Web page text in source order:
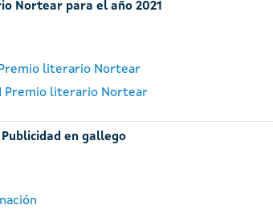
Nortear para el año 2021
Premio literario Nortear
Premio literario Nortear
en gallego